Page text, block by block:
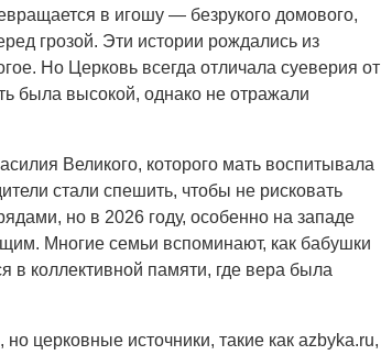
в игошу — безрукого домового,
грозой. Эти истории рождались из
Но Церковь всегда отличала суеверия от
была высокой, однако не отражали
Великого, которого мать воспитывала
стали спешить, чтобы не рисковать
но в 2026 году, особенно на западе
Многие семьи вспоминают, как бабушки
в коллективной памяти, где вера была
церковные источники, такие как azbyka.ru,